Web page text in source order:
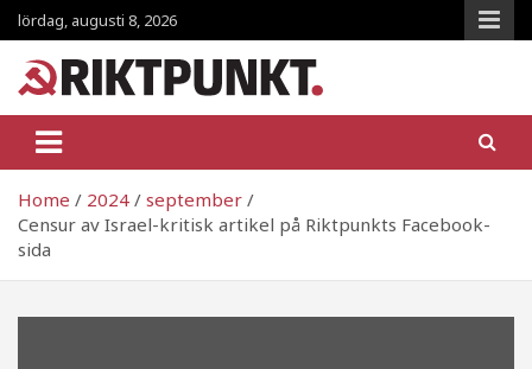
Skip
to
content
lördag, augusti 8, 2026
RiktpunKt.nu
Home 2024
september
Censur av Israel-kritisk artikel på Riktpunkts Facebook-
sida